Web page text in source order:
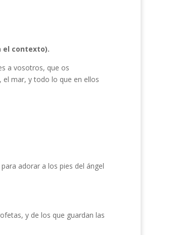
el contexto).
a vosotros, que os
el mar, y todo lo que en ellos
adorar a los pies del ángel
y de los que guardan las